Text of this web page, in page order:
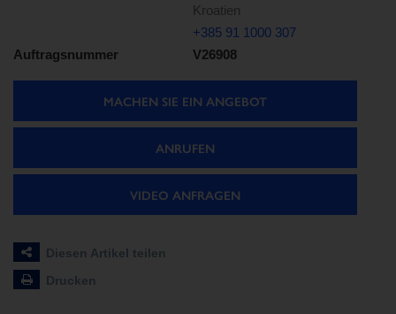
Kroatien
+385 91 1000 307
Auftragsnummer
V26908
MACHEN SIE EIN ANGEBOT
ANRUFEN
VIDEO ANFRAGEN
Diesen Artikel teilen
Drucken